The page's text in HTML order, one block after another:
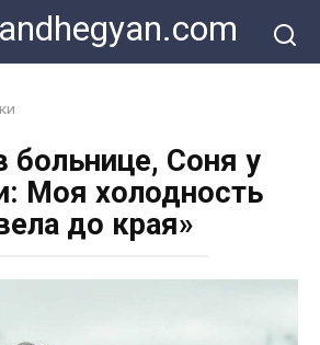
больнице, Соня у
Моя холодность
до края»